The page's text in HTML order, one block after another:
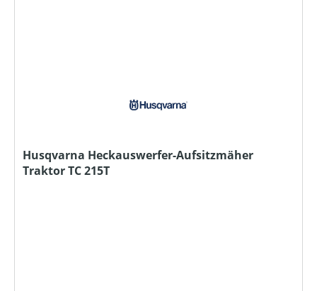
Husqvarna Heckauswerfer-Aufsitzmäher
Traktor TC 215T